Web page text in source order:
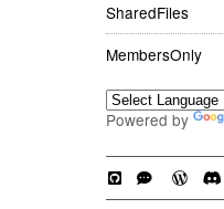
SharedFiles
MembersOnly
Powered by